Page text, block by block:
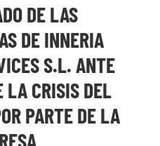
DE LAS
DE INNERIA
S.L. ANTE
LA CRISIS DEL
PARTE DE LA